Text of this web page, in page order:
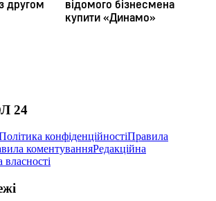
24
конфіденційностіПравила
коментуванняРедакційна
власності